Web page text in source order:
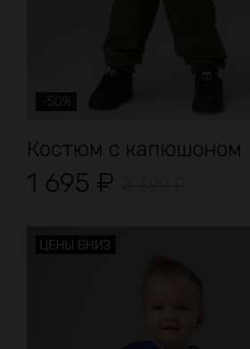
-50%
Костюм с капюшоном
1 695 ₽